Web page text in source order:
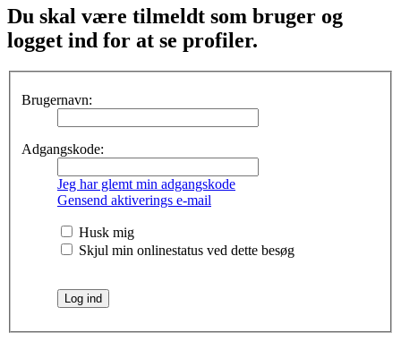
Du skal være tilmeldt som bruger og
logget ind for at se profiler.
Brugernavn:
Adgangskode:
Jeg har glemt min adgangskode
Gensend aktiverings e-mail
Husk mig
Skjul min onlinestatus ved dette besøg